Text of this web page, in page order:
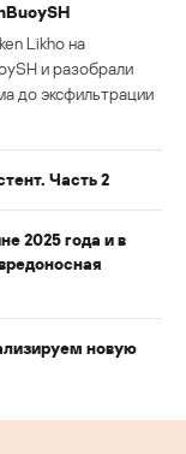
Likho на
и разобрали
до эксфильтрации
Часть 2
2025 года и в
новую